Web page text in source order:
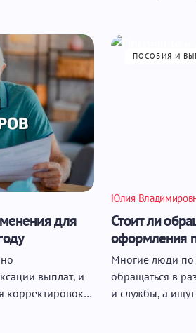
для
выплат, и
корректировок…
ПОСОБИЯ И
Юлия
Стоит ли
оформления
Многие люди по
обращаться в
и службы, а